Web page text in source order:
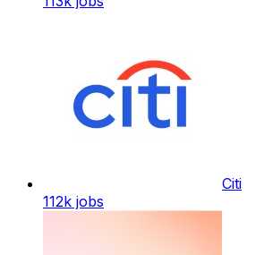
Citi
112k jobs